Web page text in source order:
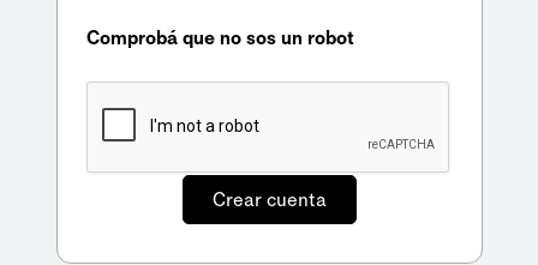
Comprobá que no sos un robot